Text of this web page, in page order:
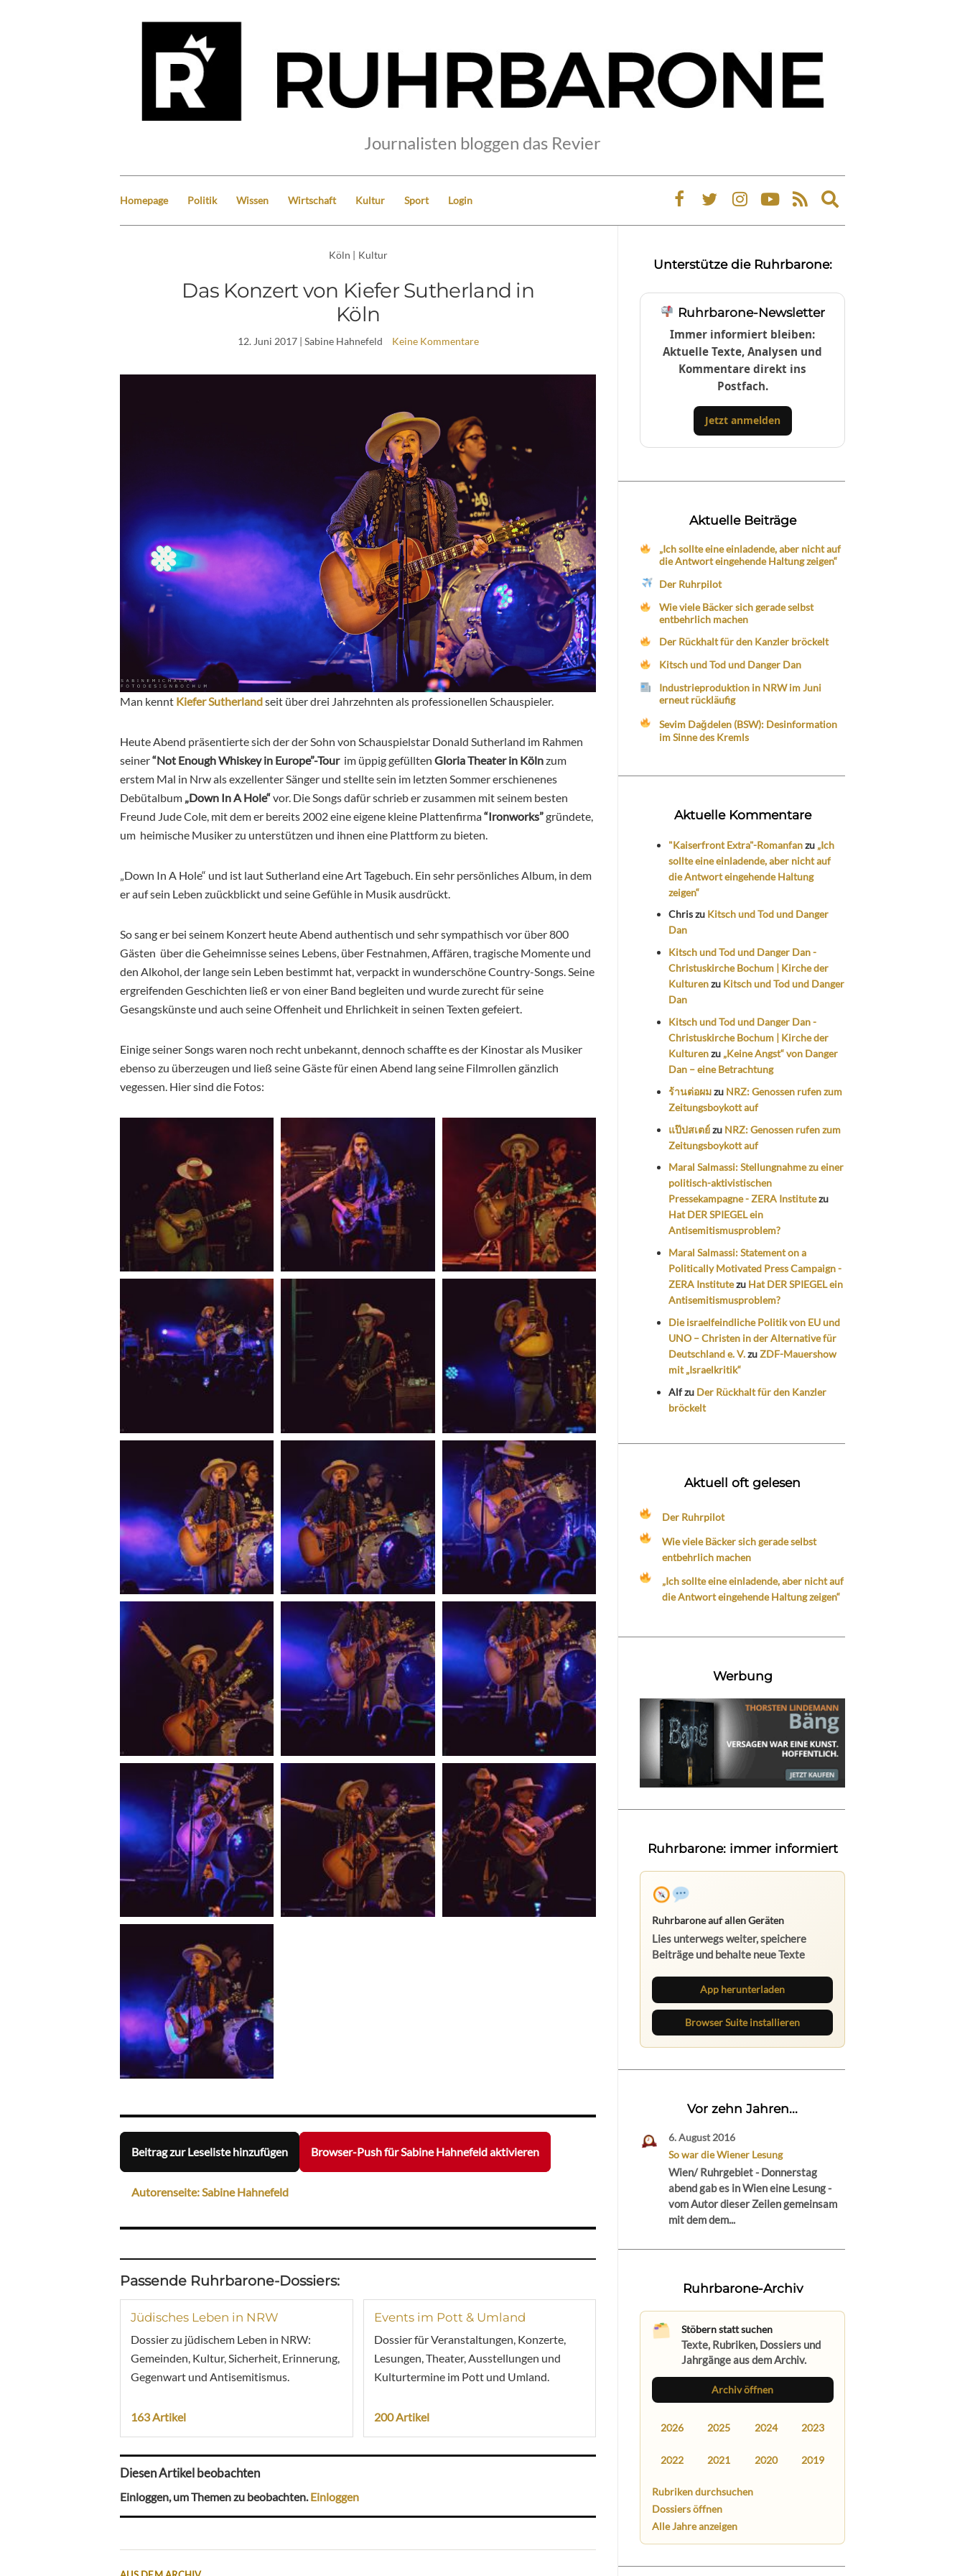
Journalisten bloggen das Revier
Homepage Politik Wissen Wirtschaft Kultur Sport Login
Expand
search
Köln | Kultur
Das Konzert von Kiefer Sutherland in
Köln
12. Juni 2017| Sabine Hahnefeld Keine Kommentare
Man kennt Kiefer Sutherlandseit über drei Jahrzehnten als professionellen Schauspieler.
Heute Abend präsentierte sich der der Sohn von Schauspielstar Donald Sutherland im Rahmen
seiner“Not Enough Whiskey in Europe”-Tourim üppig gefüllten Gloria Theater in Kölnzum
erstem Mal in Nrw als exzellenter Sänger und stellte sein im letzten Sommer erschienenes
Debütalbum „Down In A Hole“vor. Die Songs dafür schrieb er zusammen mit seinem besten
Freund Jude Cole, mit dem er bereits 2002 eine eigene kleine Plattenfirma“Ironworks”gründete,
um heimische Musiker zu unterstützen und ihnen eine Plattform zu bieten.
„Down In A Hole“ und ist laut Sutherland eine Art Tagebuch. Ein sehr persönliches Album, in dem
er auf sein Leben zuückblickt und seine Gefühle in Musik ausdrückt.
So sang er bei seinem Konzert heute Abend authentisch und sehr sympathisch vor über 800
Gästen über die Geheimnisse seines Lebens, über Festnahmen, Affären, tragische Momente und
den Alkohol, der lange sein Leben bestimmt hat, verpackt in wunderschöne Country-Songs. Seine
ergreifenden Geschichten ließ er von einer Band begleiten und wurde zurecht für seine
Gesangskünste und auch seine Offenheit und Ehrlichkeit in seinen Texten gefeiert.
Einige seiner Songs waren noch recht unbekannt, dennoch schaffte es der Kinostar als Musiker
ebenso zu überzeugen und ließ seine Gäste für einen Abend lang seine Filmrollen gänzlich
vegessen. Hier sind die Fotos:
Beitrag zur Leseliste hinzufügen Browser-Push für Sabine Hahnefeld aktivieren
Autorenseite: Sabine Hahnefeld
Passende Ruhrbarone-Dossiers:
Jüdisches Leben in NRW
Dossier zu jüdischem Leben in NRW:
Gemeinden, Kultur, Sicherheit, Erinnerung,
Gegenwart und Antisemitismus.
163 Artikel
Events im Pott & Umland
Dossier für Veranstaltungen, Konzerte,
Lesungen, Theater, Ausstellungen und
Kulturtermine im Pott und Umland.
200 Artikel
Diesen Artikel beobachten
Einloggen, um Themen zu beobachten. Einloggen
Unterstütze die Ruhrbarone:
Ruhrbarone-Newsletter
Immer informiert bleiben:
Aktuelle Texte, Analysen und
Kommentare direkt ins
Postfach.
Jetzt anmelden
Aktuelle Beiträge
„Ich sollte eine einladende, aber nicht auf
die Antwort eingehende Haltung zeigen“
Der Ruhrpilot
Wie viele Bäcker sich gerade selbst
entbehrlich machen
Der Rückhalt für den Kanzler bröckelt
Kitsch und Tod und Danger Dan
Industrieproduktion in NRW im Juni
erneut rückläufig
Sevim Dağdelen (BSW): Desinformation
im Sinne des Kremls
Aktuelle Kommentare
"Kaiserfront Extra"-Romanfanzu „Ich
sollte eine einladende, aber nicht auf
die Antwort eingehende Haltung
zeigen“
Chriszu Kitsch und Tod und Danger
Dan
Kitsch und Tod und Danger Dan -
Christuskirche Bochum | Kirche der
Kulturenzu Kitsch und Tod und Danger
Dan
Kitsch und Tod und Danger Dan -
Christuskirche Bochum | Kirche der
Kulturenzu „Keine Angst“ von Danger
Dan – eine Betrachtung
ร้านต่อผมzu NRZ: Genossen rufen zum
Zeitungsboykott auf
แป๊ปสเตย์zu NRZ: Genossen rufen zum
Zeitungsboykott auf
Maral Salmassi: Stellungnahme zu einer
politisch-aktivistischen
Pressekampagne - ZERA Institutezu
Hat DER SPIEGEL ein
Antisemitismusproblem?
Maral Salmassi: Statement on a
Politically Motivated Press Campaign -
ZERA Institutezu Hat DER SPIEGEL ein
Antisemitismusproblem?
Die israelfeindliche Politik von EU und
UNO – Christen in der Alternative für
Deutschland e. V.zuZDF-Mauershow
mit „Israelkritik“
Alfzu Der Rückhalt für den Kanzler
bröckelt
Aktuell oft gelesen
Der Ruhrpilot
Wie viele Bäcker sich gerade selbst
entbehrlich machen
„Ich sollte eine einladende, aber nicht auf
die Antwort eingehende Haltung zeigen“
Werbung
Ruhrbarone: immer informiert
Ruhrbarone auf allen Geräten
Lies unterwegs weiter, speichere
Beiträge und behalte neue Texte
App herunterladen
Browser Suite installieren
Vor zehn Jahren...
6. August 2016
So war die Wiener Lesung
Wien/ Ruhrgebiet - Donnerstag
abend gab es in Wien eine Lesung -
vom Autor dieser Zeilen gemeinsam
mit dem dem...
Ruhrbarone-Archiv
Stöbern statt suchen
Texte, Rubriken, Dossiers und
Jahrgänge aus dem Archiv.
Archiv öffnen
2026 2025 2024 2023
2022 2021 2020 2019
Rubriken durchsuchen
Dossiers öffnen
Alle Jahre anzeigen